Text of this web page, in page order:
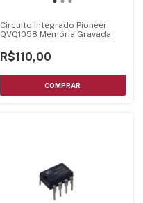
Circuito Integrado Pioneer
QVQ1058 Memória Gravada
R$110,00